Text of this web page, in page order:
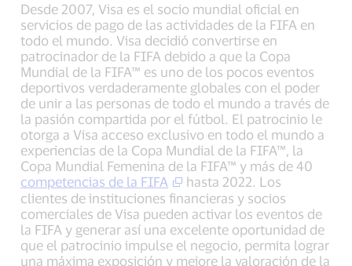
Desde 2007, Visa es el socio mundial oficial en
servicios de pago de las actividades de la FIFA en
todo el mundo. Visa decidió convertirse en
patrocinador de la FIFA debido a que la Copa
Mundial de la FIFA™ es uno de los pocos eventos
deportivos verdaderamente globales con el poder
de unir a las personas de todo el mundo a través de
la pasión compartida por el fútbol. El patrocinio le
otorga a Visa acceso exclusivo en todo el mundo a
experiencias de la Copa Mundial de la FIFA™, la
Copa Mundial Femenina de la FIFA™ y más de 40
competencias de la FIFA
hasta 2022. Los
clientes de instituciones financieras y socios
comerciales de Visa pueden activar los eventos de
la FIFA y generar así una excelente oportunidad de
que el patrocinio impulse el negocio, permita lograr
una máxima exposición y mejore la valoración de la